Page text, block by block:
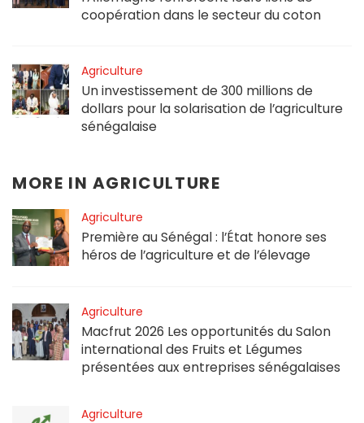
coopération dans le secteur du coton
Agriculture
Un investissement de 300 millions de
dollars pour la solarisation de l’agriculture
sénégalaise
MORE IN AGRICULTURE
Agriculture
Première au Sénégal : l’État honore ses
héros de l’agriculture et de l’élevage
Agriculture
Macfrut 2026 Les opportunités du Salon
international des Fruits et Légumes
présentées aux entreprises sénégalaises
Agriculture